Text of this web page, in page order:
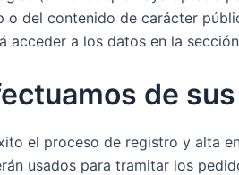
o del contenido de carácter
acceder a los datos en la
de
el proceso de registro y alta
usados para tramitar los